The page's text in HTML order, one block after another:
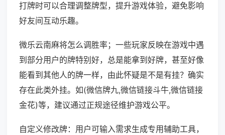
打牌时可以合理调整牌型，提升游戏体验，避免影响
好友间互动乐趣。
微乐云南麻将怎么调胜率；一些玩家反映在游戏中遇
到部分用户的牌特别好，总是能拿到好牌，甚至好像
能看到其他人的牌一样，由此怀疑是不是有挂？确实
存在此类外挂。如(微信牌九,微信链接斗牛,微信链接
金花)等，建议通过正规途径维护游戏公平。
自定义修改牌：用户可输入需求生成专用辅助工具，